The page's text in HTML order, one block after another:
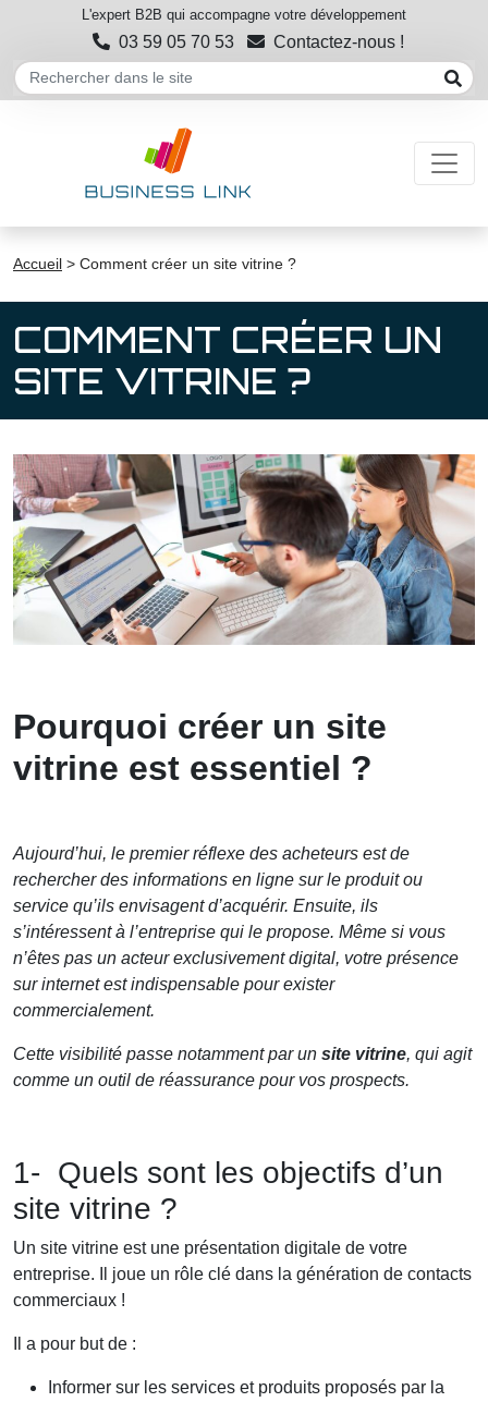
L'expert B2B qui accompagne votre développement
03 59 05 70 53 Contactez-nous !
Accueil > Comment créer un site vitrine ?
COMMENT CRÉER UN
SITE VITRINE ?
Pourquoi créer un site
vitrine est essentiel ?
Aujourd’hui, le premier réflexe des acheteurs est de
rechercher des informations en ligne sur le produit ou
service qu’ils envisagent d’acquérir. Ensuite, ils
s’intéressent à l’entreprise qui le propose. Même si vous
n’êtes pas un acteur exclusivement digital, votre présence
sur internet est indispensable pour exister
commercialement.
Cette visibilité passe notamment par un site vitrine, qui agit
comme un outil de réassurance pour vos prospects.
1- Quels sont les objectifs d’un
site vitrine ?
Un site vitrine est une présentation digitale de votre
entreprise. Il joue un rôle clé dans la génération de contacts
commerciaux !
Il a pour but de :
Informer sur les services et produits proposés par la